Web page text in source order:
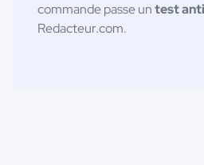
commande passe untest
Redacteur.com.